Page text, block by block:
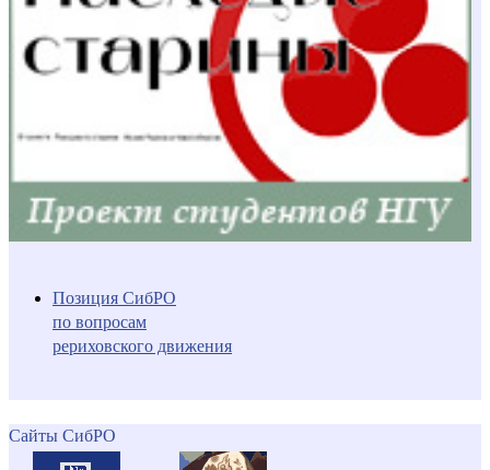
Позиция СибРО
по вопросам
рериховского движения
Сайты СибРО